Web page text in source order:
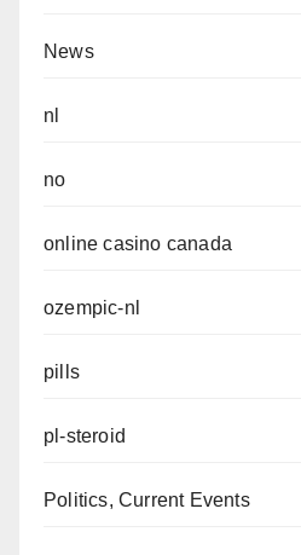
News
nl
no
online casino canada
ozempic-nl
pills
pl-steroid
Politics, Current Events